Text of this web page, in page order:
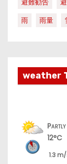
雨
雨量
weather
Partly
12°C
1.3